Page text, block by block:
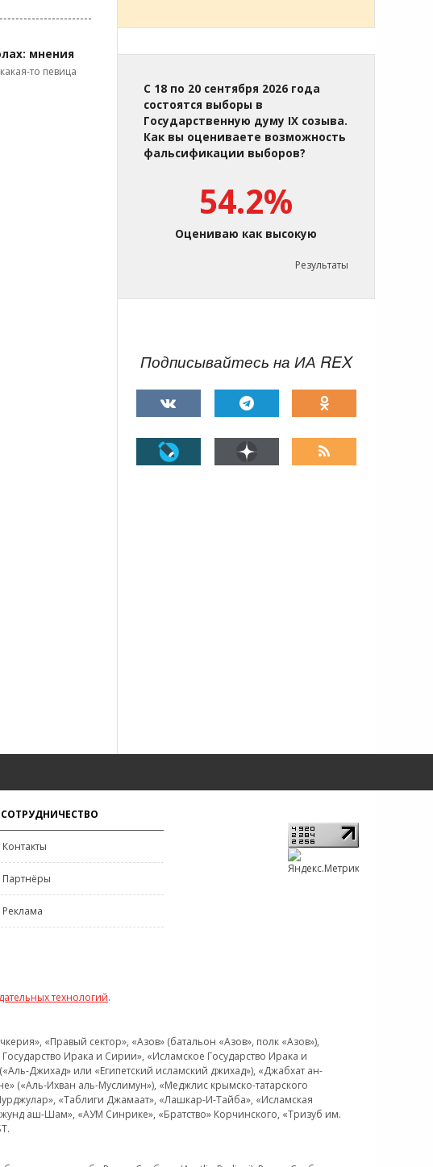
мнения
то певица
С 18 по 20 сентября 2026 года
состоятся выборы в
Государственную думу IX созыва.
Как вы оцениваете возможность
фальсификации выборов?
54.2%
Оцениваю как высокую
Результаты
Подписывайтесь на ИА REX
СОТРУДНИЧЕСТВО
Контакты
Партнёры
Реклама
технологий.
«Правый сектор», «Азов» (батальон «Азов», полк «Азов»),
Ирака и Сирии», «Исламское Государство Ирака и
Джихад» или «Египетский исламский джихад»), «Джабхат ан-
(«Аль-Ихван аль-Муслимун»), «Меджлис крымско-татарского
«Таблиги Джамаат», «Лашкар-И-Тайба», «Исламская
аш-Шам», «АУМ Синрике», «Братство» Корчинского, «Тризуб им.